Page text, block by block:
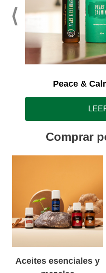
Peace &
Comprar
Aceites esenciales y